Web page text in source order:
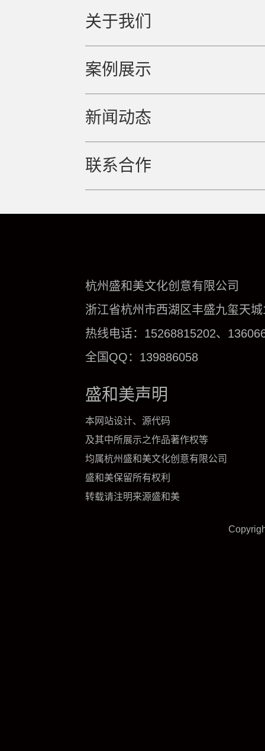
关于我们
案例展示
新闻动态
联系合作
杭州盛和美文化创意有限公司
浙江省杭州市西湖区丰盛九玺天
热线电话：15268815202、
全国QQ：139886058
盛和美声明
本网站设计、源代码
及其中所展示之作品著作权等
均属杭州盛和美文化创意有限公司
盛和美保留所有权利
转载请注明来源盛和美